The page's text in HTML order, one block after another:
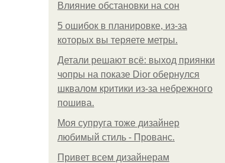
Влияние обстановки на сон
5 ошибок в планировке, из-за
которых вы теряете метры.
Детали решают всё: выход приянки
чопры на показе Dior обернулся
шквалом критики из-за небрежного
пошива.
Моя супруга тоже дизайнер
любимый стиль - Прованс.
Привет всем дизайнерам